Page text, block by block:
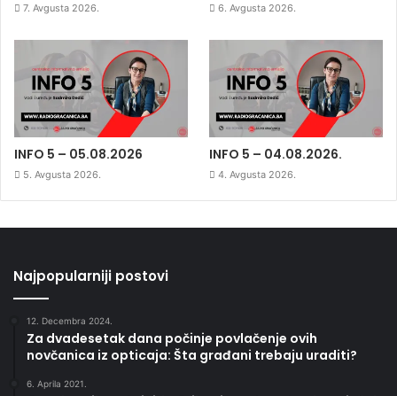
7. Avgusta 2026. 6. Avgusta 2026.
INFO 5 – 05.08.2026
5. Avgusta 2026.
INFO 5 – 04.08.2026.
4. Avgusta 2026.
Najpopularniji postovi
12. Decembra 2024.
Za dvadesetak dana počinje povlačenje ovih
novčanica iz opticaja: Šta građani trebaju uraditi?
6. Aprila 2021.